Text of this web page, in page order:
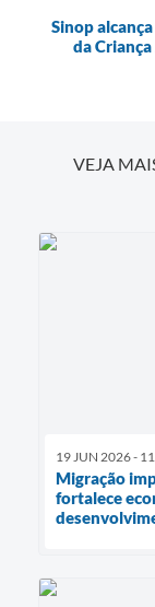
Sinop
da
VEJA
19 JUN 2026 -
Migração
fortalece